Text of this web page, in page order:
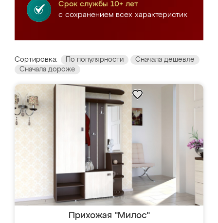
Срок службы 10+ лет
с сохранением всех характеристик
Сортировка: По популярности
Сначала дешевле
Сначала дороже
Прихожая "Милос"